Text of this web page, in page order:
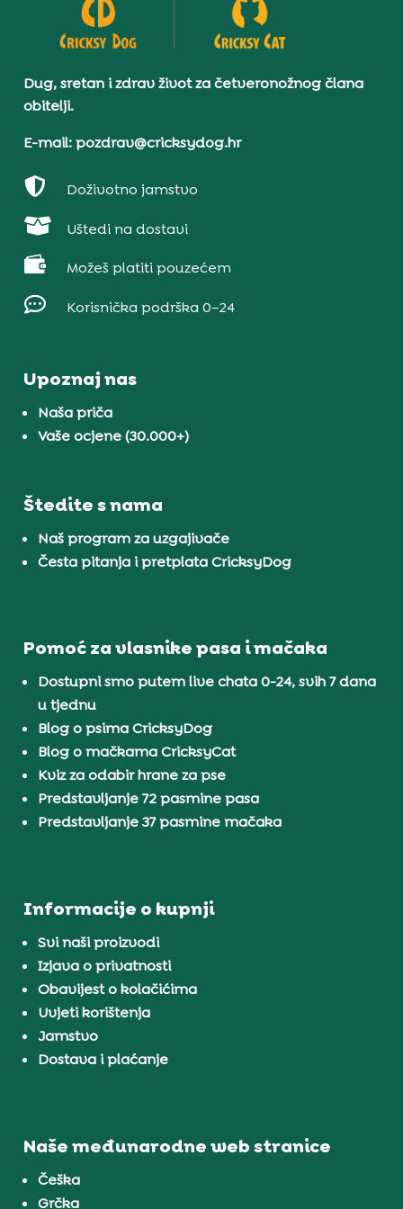
Dug, sretan i zdrav život za četveronožnog člana
obitelji.
E-mail: pozdrav@cricksydog.hr
 Doživotno jamstvo
 Uštedi na dostavi
 Možeš platiti pouzećem
 Korisnička podrška 0–24
Upoznaj nas
Naša priča
Vaše ocjene (30.000+)
Štedite s nama
Naš program za uzgajivače
Česta pitanja i pretplata CricksyDog
Pomoć za vlasnike pasa i mačaka
Dostupni smo putem live chata 0-24, svih 7 dana
u tjednu
Blog o psima CricksyDog
Blog o mačkama CricksyCat
Kviz za odabir hrane za pse
Predstavljanje 72 pasmine pasa
Predstavljanje 37 pasmine mačaka
Informacije o kupnji
Svi naši proizvodi
Izjava o privatnosti
Obavijest o kolačićima
Uvjeti korištenja
Jamstvo
Dostava i plaćanje
Naše međunarodne web stranice
Češka
Grčka